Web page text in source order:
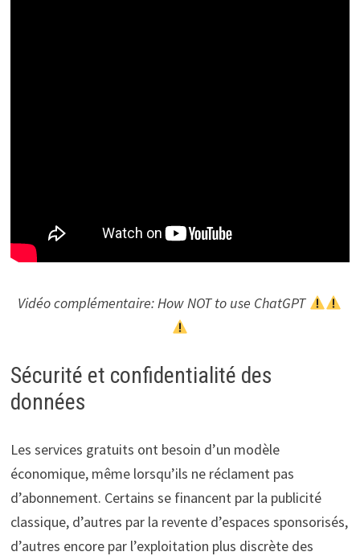
Vidéo complémentaire: How NOT to use ChatGPT
Sécurité et confidentialité des
données
Les services gratuits ont besoin d’un modèle
économique, même lorsqu’ils ne réclament pas
d’abonnement. Certains se financent par la publicité
classique, d’autres par la revente d’espaces sponsorisés,
d’autres encore par l’exploitation plus discrète des